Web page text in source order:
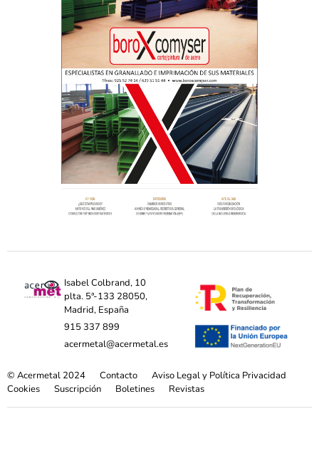
Isabel Colbrand, 10
plta. 5ª-133 28050,
Madrid, España
915 337 899
acermetal@acermetal.es
© Acermetal 2024 Contacto
Aviso Legal y Política Privacidad
Cookies
Suscripción Boletines Revistas